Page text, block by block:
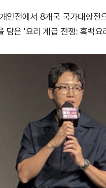
인전에서 8개국 국가대항전
담은 '요리 계급 전쟁: 흑백